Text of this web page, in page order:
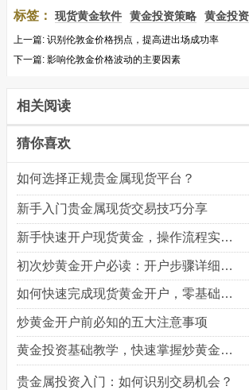
标签： 现货黄金软件 黄金投资策略 黄金投
上一篇: 识别伦敦金价格拐点，提高进出场成功率
下一篇: 影响伦敦金价格波动的主要因素
相关阅读
猜你喜欢
如何选择正规贵金属现货平台？
新手入门贵金属现货交易技巧分享
新手快速开户现货黄金，操作流程实操详解
初次炒黄金开户必读：开户步骤详细说明
如何快速完成现货黄金开户，零基础也能轻松上手
炒黄金开户前必知的五大注意事项
黄金投资基础教学，快速掌握炒黄金技巧
贵金属投资入门：如何识别交易机会？